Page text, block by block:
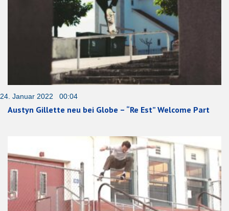
24. Januar 2022 00:04
Austyn Gillette neu bei Globe – “Re Est” Welcome Part